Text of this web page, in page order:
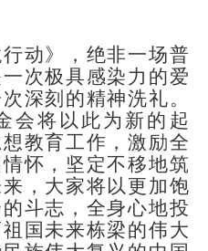
动》，绝非一场普
次极具感染力的爱
深刻的精神洗礼。
会将以此为新的起
教育工作，激励全
怀，坚定不移地筑
，大家将以更加饱
斗志，全身心地投
国未来栋梁的伟大